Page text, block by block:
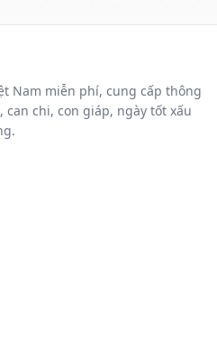
Nam miễn phí, cung cấp thông
chi, con giáp, ngày tốt xấu